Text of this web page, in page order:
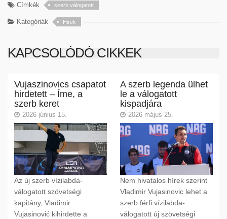
Címkék szerb válogatott
Kategóriák Hirek
KAPCSOLÓDÓ CIKKEK
Vujaszinovics csapatot
hirdetett – Íme, a
szerb keret
2026 június 15.
Az új szerb vízilabda-
válogatott szövetségi
kapitány, Vladimir
Vujasinović kihirdette a
A szerb legenda ülhet
le a válogatott
kispadjára
2026 május 25.
Nem hivatalos hírek szerint
Vladimir Vujasinovic lehet a
szerb férfi vízilabda-
válogatott új szövetségi